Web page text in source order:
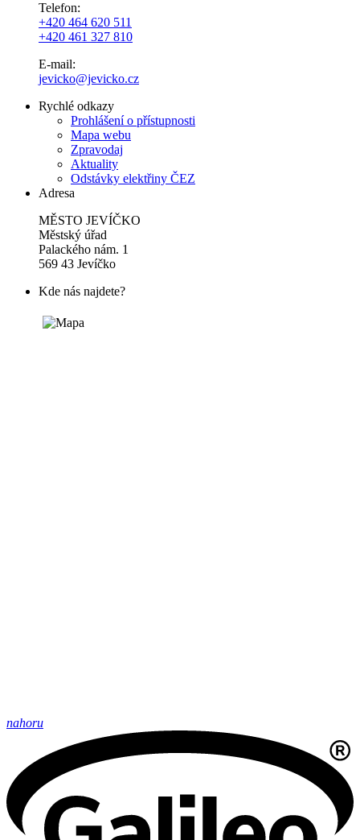
Telefon:
+420 464 620 511
+420 461 327 810
E-mail:
jevicko@jevicko.cz
Rychlé odkazy
Prohlášení o přístupnosti
Mapa webu
Zpravodaj
Aktuality
Odstávky elektřiny ČEZ
Adresa
MĚSTO JEVÍČKO
Městský úřad
Palackého nám. 1
569 43 Jevíčko
Kde nás najdete?
nahoru